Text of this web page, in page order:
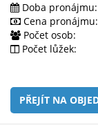
Doba pronájmu:
Cena pronájmu:
Počet osob:
Počet lůžek:
PŘEJÍT NA